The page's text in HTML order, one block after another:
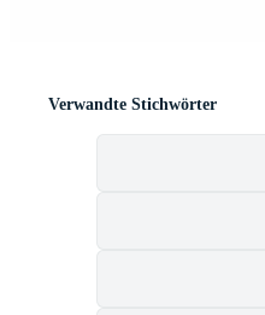
Verwandte Stichwörter